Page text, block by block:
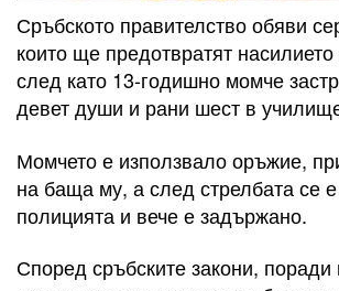
Сръбското правителство обяви
които ще предотвратят
след като 13-годишно момче
девет души и рани шест в
Момчето е използвало оръжие,
на баща му, а след стрелбата се
полицията и вече е задържано.
Според сръбските закони, поради